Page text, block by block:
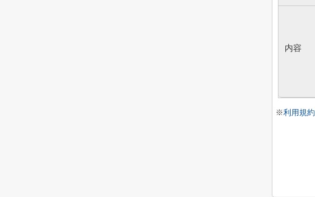
内容
※利用規約